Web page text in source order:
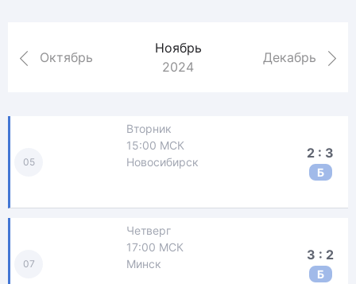
Октябрь
Ноябрь
2024
Декабрь
05
Вторник
15:00 МСК
Новосибирск
2 : 3
Б
07
Четверг
17:00 МСК
Минск
3 : 2
Б